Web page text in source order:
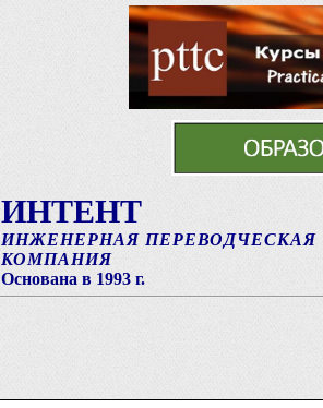
ИНТЕНТ
ИНЖЕНЕРНАЯ ПЕРЕВОДЧЕСКАЯ
КОМПАНИЯ
Основана в 1993 г.